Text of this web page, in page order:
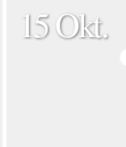
15 Okt.